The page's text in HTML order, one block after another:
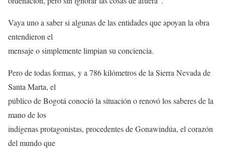
Vaya uno a saber si algunas de las entidades que apoyan la obra
entendieron el
mensaje o simplemente limpian su conciencia.
Pero de todas formas, y a 786 kilómetros de la Sierra Nevada de
Santa Marta, el
público de Bogotá conoció la situación o renovó los saberes de la
mano de los
indígenas protagonistas, procedentes de Gonawindúa, el corazón
del mundo que